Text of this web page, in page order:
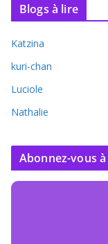
Blogs à lire
Katzina
kuri-chan
Luciole
Nathalie
Abonnez-vous